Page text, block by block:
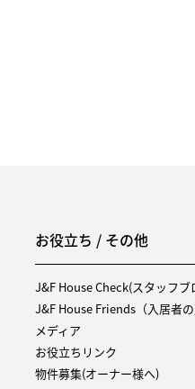
お役立ち / その他
J&F House Check(スタッフブ
J&F House Friends（入居者
メディア
お役立ちリンク
物件募集(オーナー様へ)